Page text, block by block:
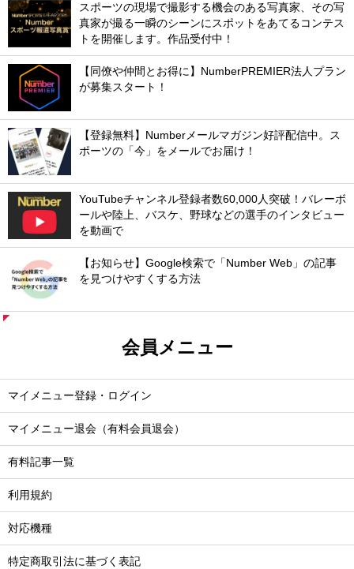
スポーツの現場で撮影する機会のある写真家、その写
真家が撮る一瞬のシーンにスポットをあてるコンテス
トを開催します。作品受付中！
【同僚や仲間とお得に】NumberPREMIER法人プラン
が募集スタート！
【登録無料】Numberメールマガジン好評配信中。ス
ポーツの「今」をメールでお届け！
YouTubeチャンネル登録者数60,000人突破！バレーボ
ールや陸上、バスケ、野球などの選手のインタビュー
を動画で
【お知らせ】Google検索で「Number Web」の記事
を見つけやすくする方法
会員メニュー
マイメニュー登録・ログイン
マイメニュー退会（有料会員退会）
有料記事一覧
利用規約
対応機種
特定商取引法に基づく表記